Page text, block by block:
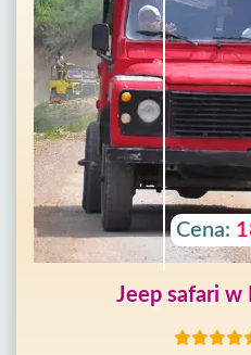
Cena:
Jeep safari w